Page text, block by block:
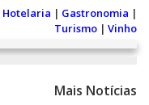
Hotelaria | Gastronomia |
Turismo | Vinho
Mais Notícias